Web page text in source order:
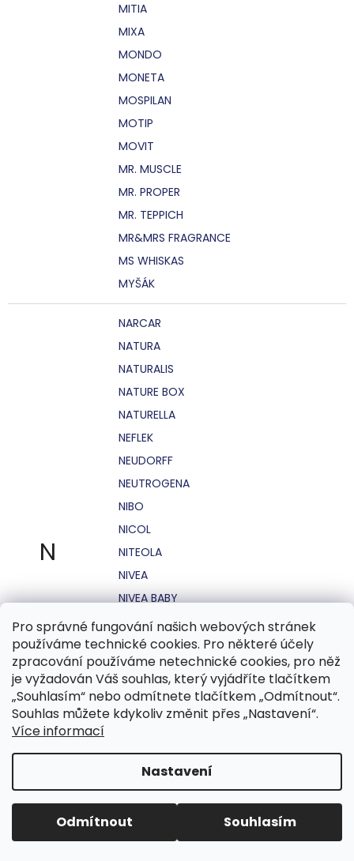
Pro správné fungování našich webových stránek
používáme technické cookies. Pro některé účely
zpracování používáme netechnické cookies, pro něž
je vyžadován Váš souhlas, který vyjádříte tlačítkem
„Souhlasím“ nebo odmítnete tlačítkem „Odmítnout“.
Souhlas můžete kdykoliv změnit přes „Nastavení“.
Více informací
Nastavení
Odmítnout Souhlasím
MITIA
MIXA
MONDO
MONETA
MOSPILAN
MOTIP
MOVIT
MR. MUSCLE
MR. PROPER
MR. TEPPICH
MR&MRS FRAGRANCE
MS WHISKAS
MYŠÁK
N
NARCAR
NATURA
NATURALIS
NATURE BOX
NATURELLA
NEFLEK
NEUDORFF
NEUTROGENA
NIBO
NICOL
NITEOLA
NIVEA
NIVEA BABY
NIVEA MEN
NIVEA SUN
NO STRESS
NOHEL GARDEN
NORDICS
NUK
O.B.
OASIS